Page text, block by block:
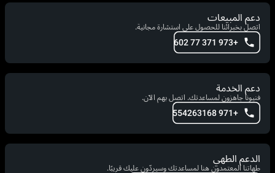
دعم المبيعات
اتصل بخبرائنا للحصول على استشارة مجانية.
+973 371 77 602
دعم الخدمة
فنيونا جاهزون لمساعدتك. اتصل بهم الآن.
+971 554263168
الدعم الطهي
طهاتنا المعتمدون هنا لمساعدتك وسيردّون عليك قريبًا.